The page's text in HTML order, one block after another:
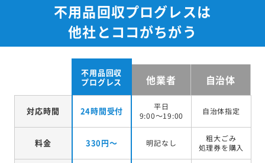
不用品回収プログレスは
他社とココがちがう
不用品回収
プログレス
他業者 自治体
対応時間 24時間受付
平日
9:00～19:00
自治体指定
料金 330円～ 明記なし
粗大ごみ
処理券を購入